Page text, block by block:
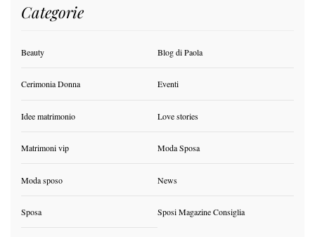
Categorie
Beauty Blog di Paola
Cerimonia Donna Eventi
Idee matrimonio Love stories
Matrimoni vip Moda Sposa
Moda sposo News
Sposa Sposi Magazine Consiglia